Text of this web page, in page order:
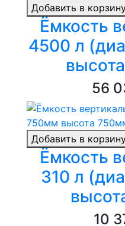
Добавить в
Ёмкость
4500 л
56
Добавить в
Ёмкость
310 л
10